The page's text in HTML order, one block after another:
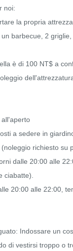
noi:
la propria
barbecue, 2
è di 100 NT$ a
a sedere in
richiesto su
dalle 20:00 alle
ciabatte).
20:00 alle 22:00,
Indossare un
di vestirsi troppo o